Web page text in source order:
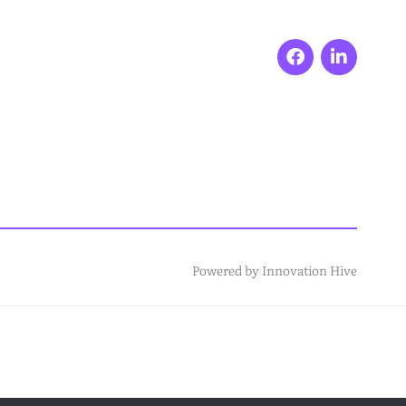
Powered by Innovation Hive